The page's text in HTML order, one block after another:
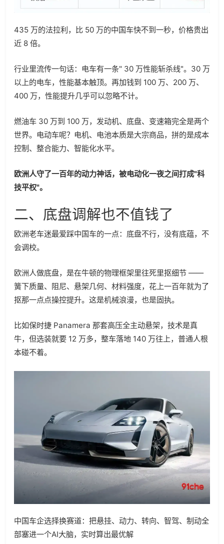
435 万的法拉利，比 50 万的中国车快不到一秒，价格贵出
近 8 倍。
行业里流传一句话：电车有一条" 30 万性能斩杀线"。30 万
以上的电车，性能基本触顶。再加钱到 100 万、200 万、
400 万，性能提升几乎可以忽略不计。
燃油车 30 万到 100 万，发动机、底盘、变速箱完全是两个
世界。电动车呢？电机、电池本质是大宗商品，拼的是成本
控制、整合能力、智能化水平。
欧洲人守了一百年的动力神话，被电动化一夜之间打成"科
技平权"。
二、底盘调解也不值钱了
欧洲老车迷最爱踩中国车的一点：底盘不行，没有底蕴，不
会调校。
欧洲人做底盘，是在牛顿的物理框架里往死里抠细节 ——
簧下质量、阻尼、悬架几何、材料强度，花上一百年就为了
抠那一点点操控提升。这是机械浪漫，也是固执。
比如保时捷 Panamera 那套高压全主动悬架，技术是真
牛，但选装就要 12 万多，整车落地 140 万往上，普通人根
本碰不着。
中国车企选择换赛道：把悬挂、动力、转向、智驾、制动全
部塞进一个AI大脑，实时算出最优解